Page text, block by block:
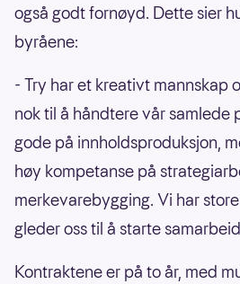
også godt fornøyd. Dette sier
byråene:
- Try har et kreativt mannskap
nok til å håndtere vår samlede
gode på innholdsproduksjon,
høy kompetanse på
merkevarebygging. Vi har
gleder oss til å starte
Kontraktene er på to år, med